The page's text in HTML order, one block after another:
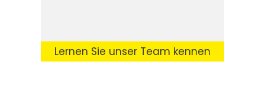
Lernen Sie unser Team kennen